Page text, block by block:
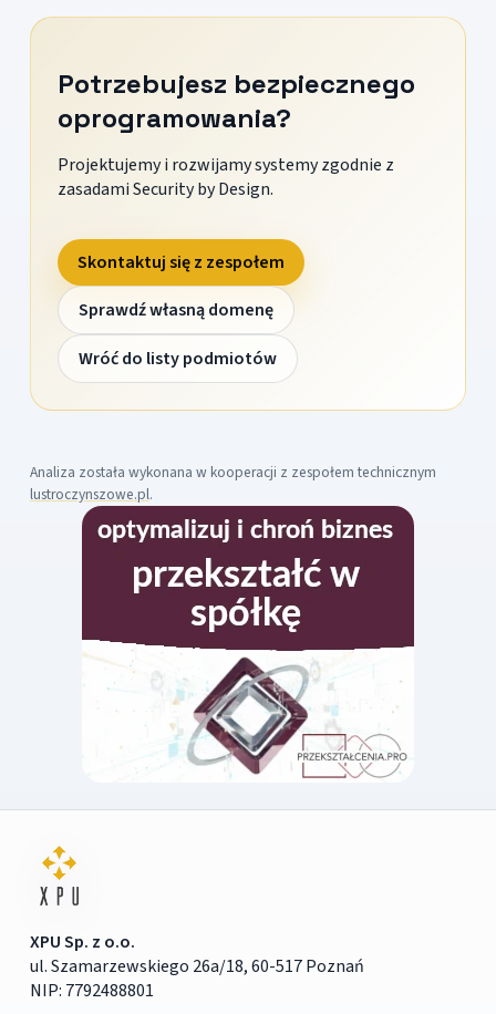
Potrzebujesz bezpiecznego
oprogramowania?
Projektujemy i rozwijamy systemy zgodnie z
zasadami Security by Design.
Skontaktuj się z zespołem
Sprawdź własną domenę
Wróć do listy podmiotów
Analiza została wykonana w kooperacji z zespołem technicznym
lustroczynszowe.pl.
XPU Sp. z o.o.
ul. Szamarzewskiego 26a/18, 60-517 Poznań
NIP: 7792488801